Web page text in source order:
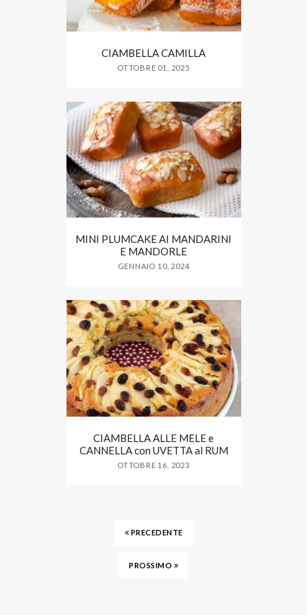
CIAMBELLA CAMILLA
OTTOBRE 01, 2025
MINI PLUMCAKE AI MANDARINI
E MANDORLE
GENNAIO 10, 2024
CIAMBELLA ALLE MELE e
CANNELLA con UVETTA al RUM
OTTOBRE 16, 2023
PRECEDENTE
PROSSIMO